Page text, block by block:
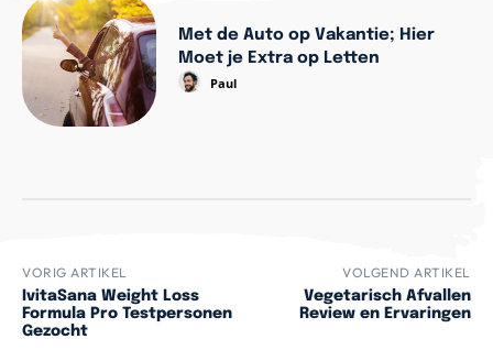
Met de Auto op Vakantie; Hier
Moet je Extra op Letten
Paul
VORIG ARTIKEL
IvitaSana Weight Loss
Formula Pro Testpersonen
Gezocht
VOLGEND ARTIKEL
Vegetarisch Afvallen
Review en Ervaringen